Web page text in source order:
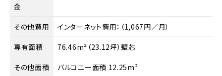
金
その他費用 インターネット費用：（1,067円／月）
専有面積 76.46m²（23.12坪）壁芯
その他面積 バルコニー面積 12.25m²